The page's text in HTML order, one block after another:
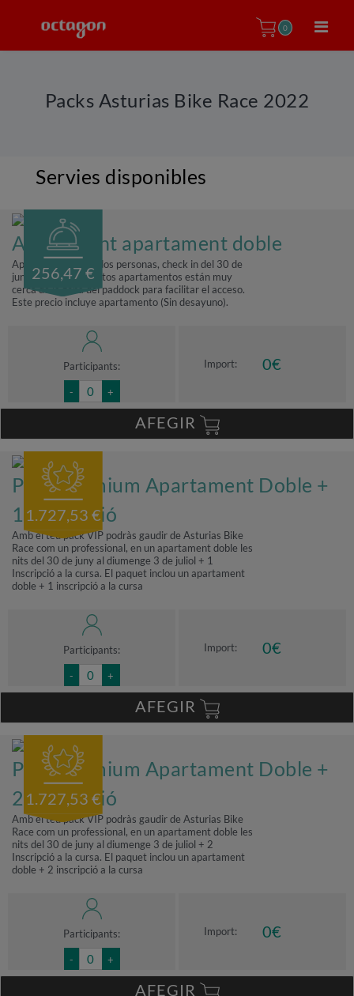
0
Packs Asturias Bike Race 2022
Servies disponibles
256,47 €
Allotjament apartament doble
Apartamento para dos personas, check in del 30 de
junio al 3 de julio. Estos apartamentos están muy
cerca de la zona del paddock para facilitar el acceso.
Este precio incluye apartamento (Sin desayuno).
Participants:
- +
Import: 0€
AFEGIR
1.727,53 €
Pack Premium Apartament Doble +
1 Inscripció
Amb el teu pack VIP podràs gaudir de Asturias Bike
Race com un professional, en un apartament doble les
nits del 30 de juny al diumenge 3 de juliol + 1
Inscripció a la cursa. El paquet inclou un apartament
doble + 1 inscripció a la cursa
Participants:
- +
Import: 0€
AFEGIR
1.727,53 €
Pack Premium Apartament Doble +
2 Inscripció
Amb el teu pack VIP podràs gaudir de Asturias Bike
Race com un professional, en un apartament doble les
nits del 30 de juny al diumenge 3 de juliol + 2
Inscripció a la cursa. El paquet inclou un apartament
doble + 2 inscripció a la cursa
Participants:
- +
Import: 0€
AFEGIR